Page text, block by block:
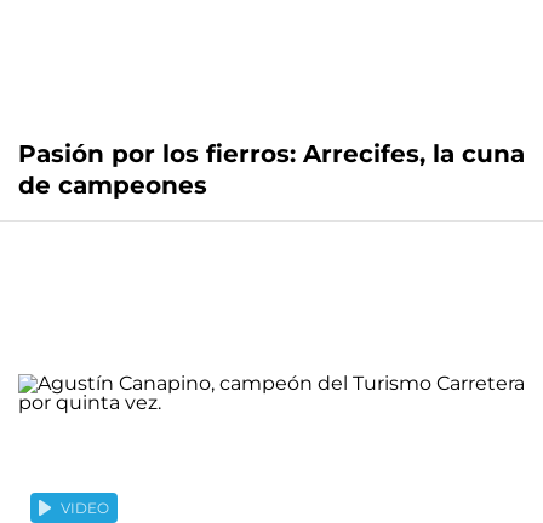
Pasión por los fierros: Arrecifes, la cuna
de campeones
VIDEO